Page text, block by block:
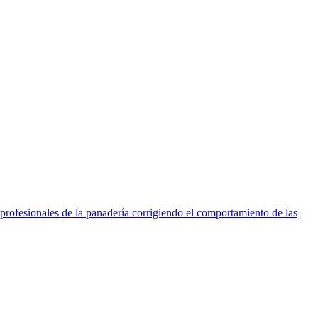
de la panadería corrigiendo el comportamiento de las